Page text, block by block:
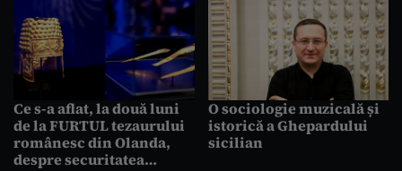
române
Ce s-a aflat, la două luni
de la FURTUL tezaurului
românesc din Olanda,
despre securitatea
O sociologie muzicală și
istorică a Ghepardului
sicilian